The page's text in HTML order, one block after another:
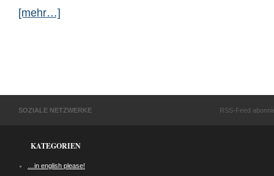
[mehr…]
SOZIALE NETZWERKE RSS-Feed
KATEGORIEN
…in english please!